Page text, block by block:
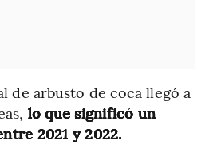
de arbusto de coca llegó a
lo que significó un
2021 y 2022.